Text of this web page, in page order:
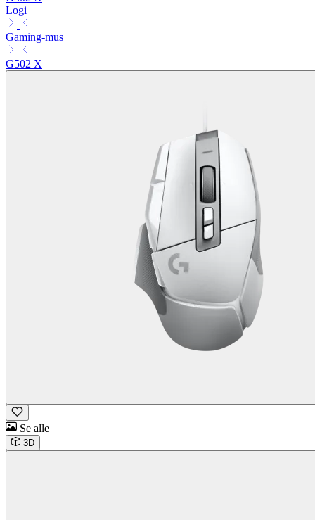
Logi
Gaming-mus
G502 X
Se alle
3D